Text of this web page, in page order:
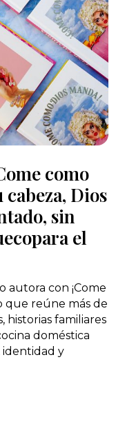
como
Dios
sin
el
autora con ¡Come
que reúne más de
historias familiares
doméstica
identidad y